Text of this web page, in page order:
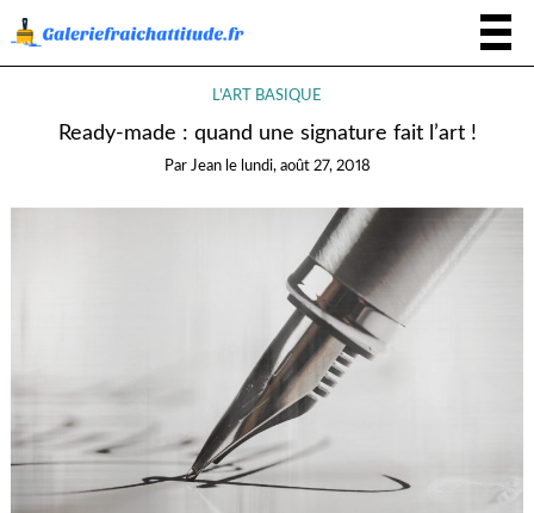
L'ART BASIQUE
Ready-made : quand une signature fait l’art !
Par Jean le lundi, août 27, 2018